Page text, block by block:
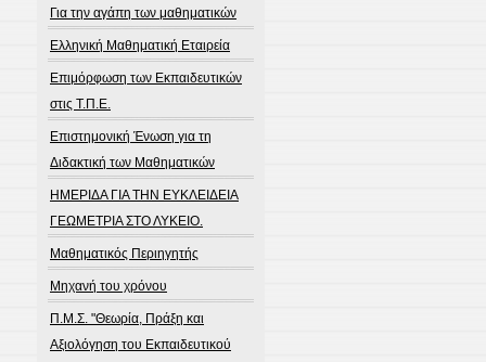
Για την αγάπη των μαθηματικών
Ελληνική Μαθηματική Εταιρεία
Επιμόρφωση των Εκπαιδευτικών
στις Τ.Π.Ε.
Επιστημονική Ένωση για τη
Διδακτική των Μαθηματικών
ΗΜΕΡΙΔΑ ΓΙΑ ΤΗΝ ΕΥΚΛΕΙΔΕΙΑ
ΓΕΩΜΕΤΡΙΑ ΣΤΟ ΛΥΚΕΙΟ.
Μαθηματικός Περιηγητής
Μηχανή του χρόνου
Π.Μ.Σ. "Θεωρία, Πράξη και
Αξιολόγηση του Εκπαιδευτικού